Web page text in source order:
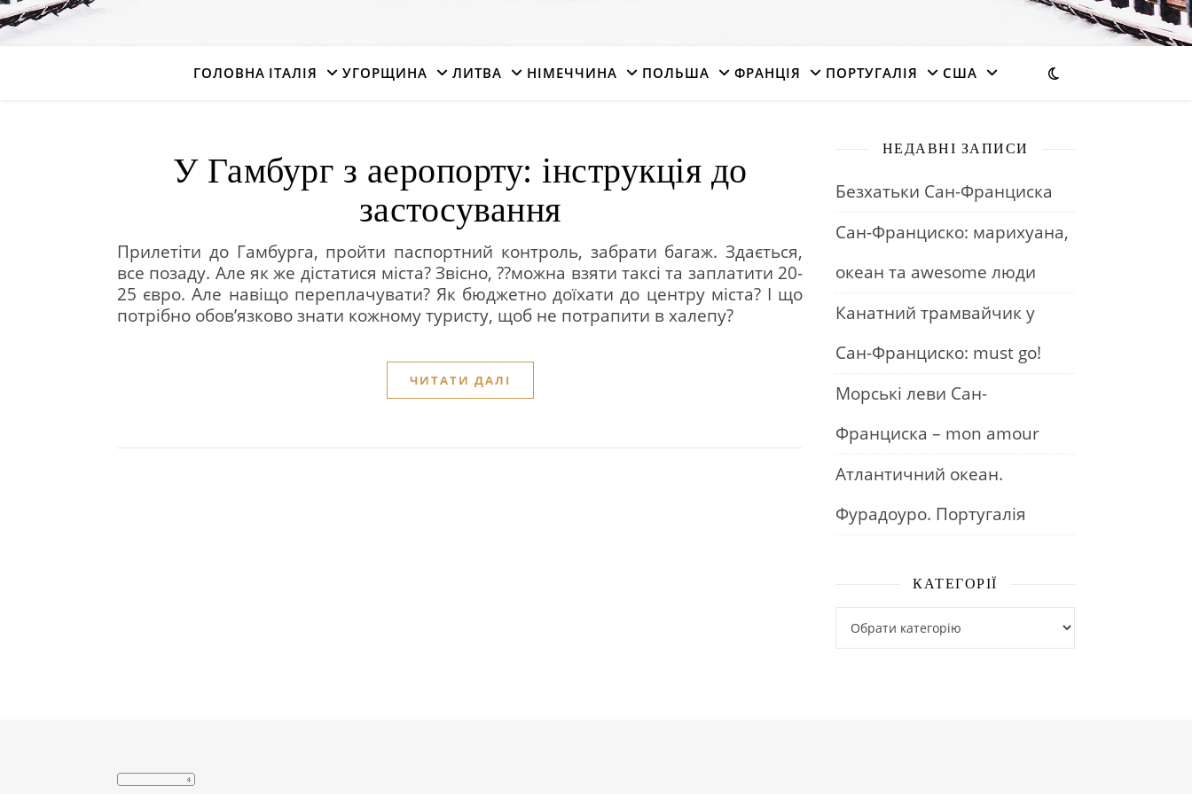
ГОЛОВНА ІТАЛІЯ УГОРЩИНА ЛИТВА НІМЕЧЧИНА ПОЛЬША ФРАНЦІЯ ПОРТУГАЛІЯ США
У Гамбург з аеропорту: інструкція до
застосування
Прилетіти до Гамбурга, пройти паспортний контроль, забрати багаж. Здається,
все позаду. Але як же дістатися міста? Звісно, ??можна взяти таксі та заплатити 20-
25 євро. Але навіщо переплачувати? Як бюджетно доїхати до центру міста? І що
потрібно обов’язково знати кожному туристу, щоб не потрапити в халепу?
ЧИТАТИ ДАЛІ
НЕДАВНІ ЗАПИСИ
Безхатьки Сан-Франциска
Сан-Франциско: марихуана,
океан та awesome люди
Канатний трамвайчик у
Сан-Франциско: must go!
Морські леви Сан-
Франциска – mon amour
Атлантичний океан.
Фурадоуро. Португалія
КАТЕГОРІЇ